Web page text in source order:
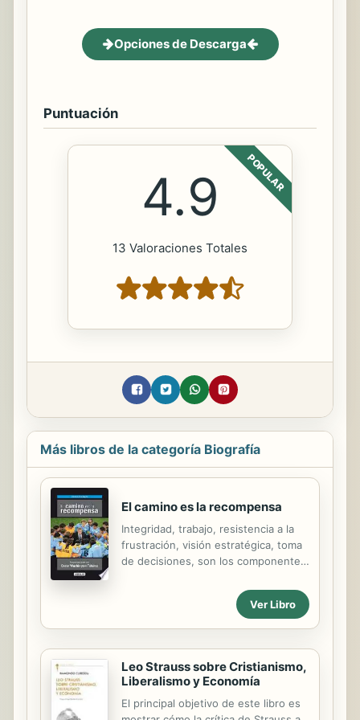
Opciones de Descarga
Puntuación
POPULAR
4.9
13 Valoraciones Totales
Más libros de la categoría Biografía
El camino es la recompensa
Integridad, trabajo, resistencia a la
frustración, visión estratégica, toma
de decisiones, son los componentes
concepción del deporte y de la vida.
El camino es la recompensa da
Ver Libro
Leo Strauss sobre Cristianismo,
Liberalismo y Economía
El principal objetivo de este libro es